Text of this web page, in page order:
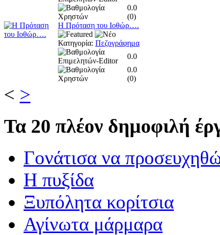
0.0
(0)
Η Πρόταση του Ιοθώρ….
Κατηγορία: Πεζογράφημα
0.0
0.0
(0)
< >
Τα 20 πλέον δημοφιλή
Γονάτισα να
Η πυξίδα
Ξυπόλητα κορίτσια
Αγίνωτα μάρμαρα